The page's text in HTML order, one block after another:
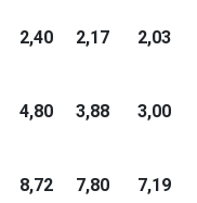
2,40 2,17 2,03
4,80 3,88 3,00
8,72 7,80 7,19